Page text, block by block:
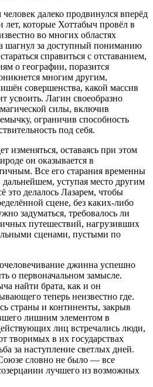
далеко продвинулся вперёд
лет, которые Хоттабыч провёл в
во многих областях
шагнул за доступный пониманию
справиться с отставанием,
о географии, поразится
многим другим,
совершенства, какой массив
усвоить. Лагин своеобразно
силы, включив
ограничив способность
под себя.
изменяться, оставаясь при этом
он оказывается в
Все его старания временны
дальнейшем, уступая место другим
это делалось Лазарем, чтобы
сцене, без каких-либо
задуматься, требовалось ли
путешествий, нагрузивших
сценами, пустыми по
джинна успешно
о первоначальном замысле.
найти брата, как и он
теперь неизвестно где.
страны и континенты, закрыв
лишним элементом в
лиц встречались люди,
творимых в их государствах
за наступление светлых дней.
словно не было — все
лучшего из возможных